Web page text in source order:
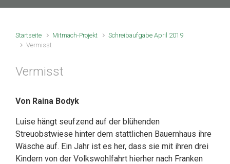
Startseite Mitmach-Projekt
Schreibaufgabe April 2019
Vermisst
Vermisst
Von Raina Bodyk
Luise hängt seufzend auf der blühenden
Streuobstwiese hinter dem stattlichen Bauernhaus ihre
Wäsche auf. Ein Jahr ist es her, dass sie mit ihren drei
Kindern von der Volkswohlfahrt hierher nach Franken